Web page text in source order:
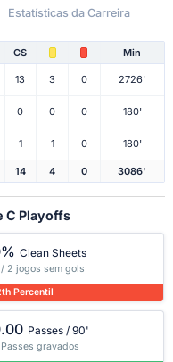
Estatísticas da Carreira
CS Min
13 3 0 2726'
0 0 0 180'
1 1 0 180'
14 4 0 3086'
C Playoffs
Clean Sheets
2 jogos sem gols
Percentil
Passes / 90'
gravados